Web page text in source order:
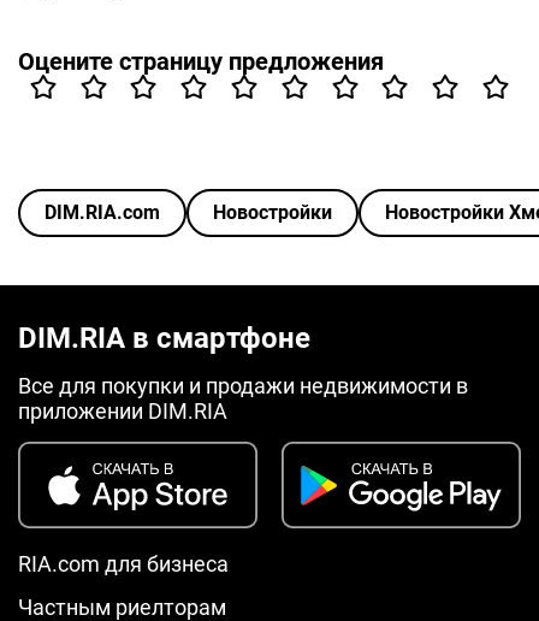
Оцените страницу предложения
DIM.RIA.com Новостройки Новостройки
DIM.RIA в смартфоне
Все для покупки и продажи недвижимости в
приложении DIM.RIA
RIA.com для бизнеса
Частным риелторам